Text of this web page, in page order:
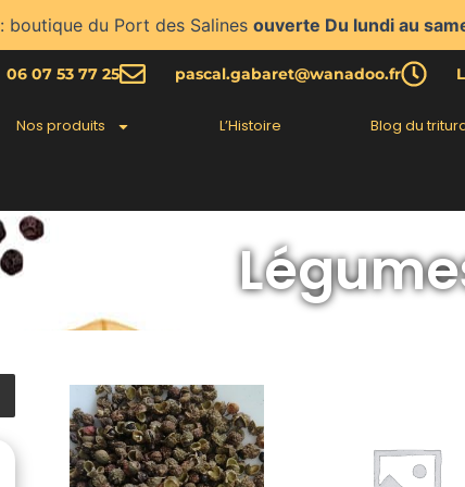
: boutique du Port des Salines ouverte Du lundi au
06 07 53 77 25 pascal.gabaret@wanadoo.fr
Nos produits L’Histoire Blog du